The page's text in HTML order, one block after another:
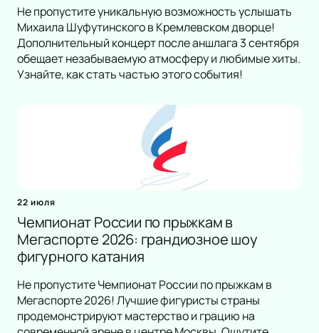
Не пропустите уникальную возможность услышать
Михаила Шуфутинского в Кремлевском дворце!
Дополнительный концерт после аншлага 3 сентября
обещает незабываемую атмосферу и любимые хиты.
Узнайте, как стать частью этого события!
22 июля
Чемпионат России по прыжкам в
Мегаспорте 2026: грандиозное шоу
фигурного катания
Не пропустите Чемпионат России по прыжкам в
Мегаспорте 2026! Лучшие фигуристы страны
продемонстрируют мастерство и грацию на